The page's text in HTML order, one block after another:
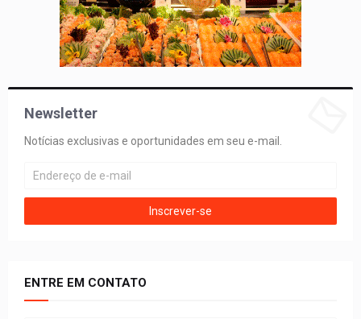
Newsletter
Notícias exclusivas e oportunidades em seu e-mail.
ENTRE EM CONTATO